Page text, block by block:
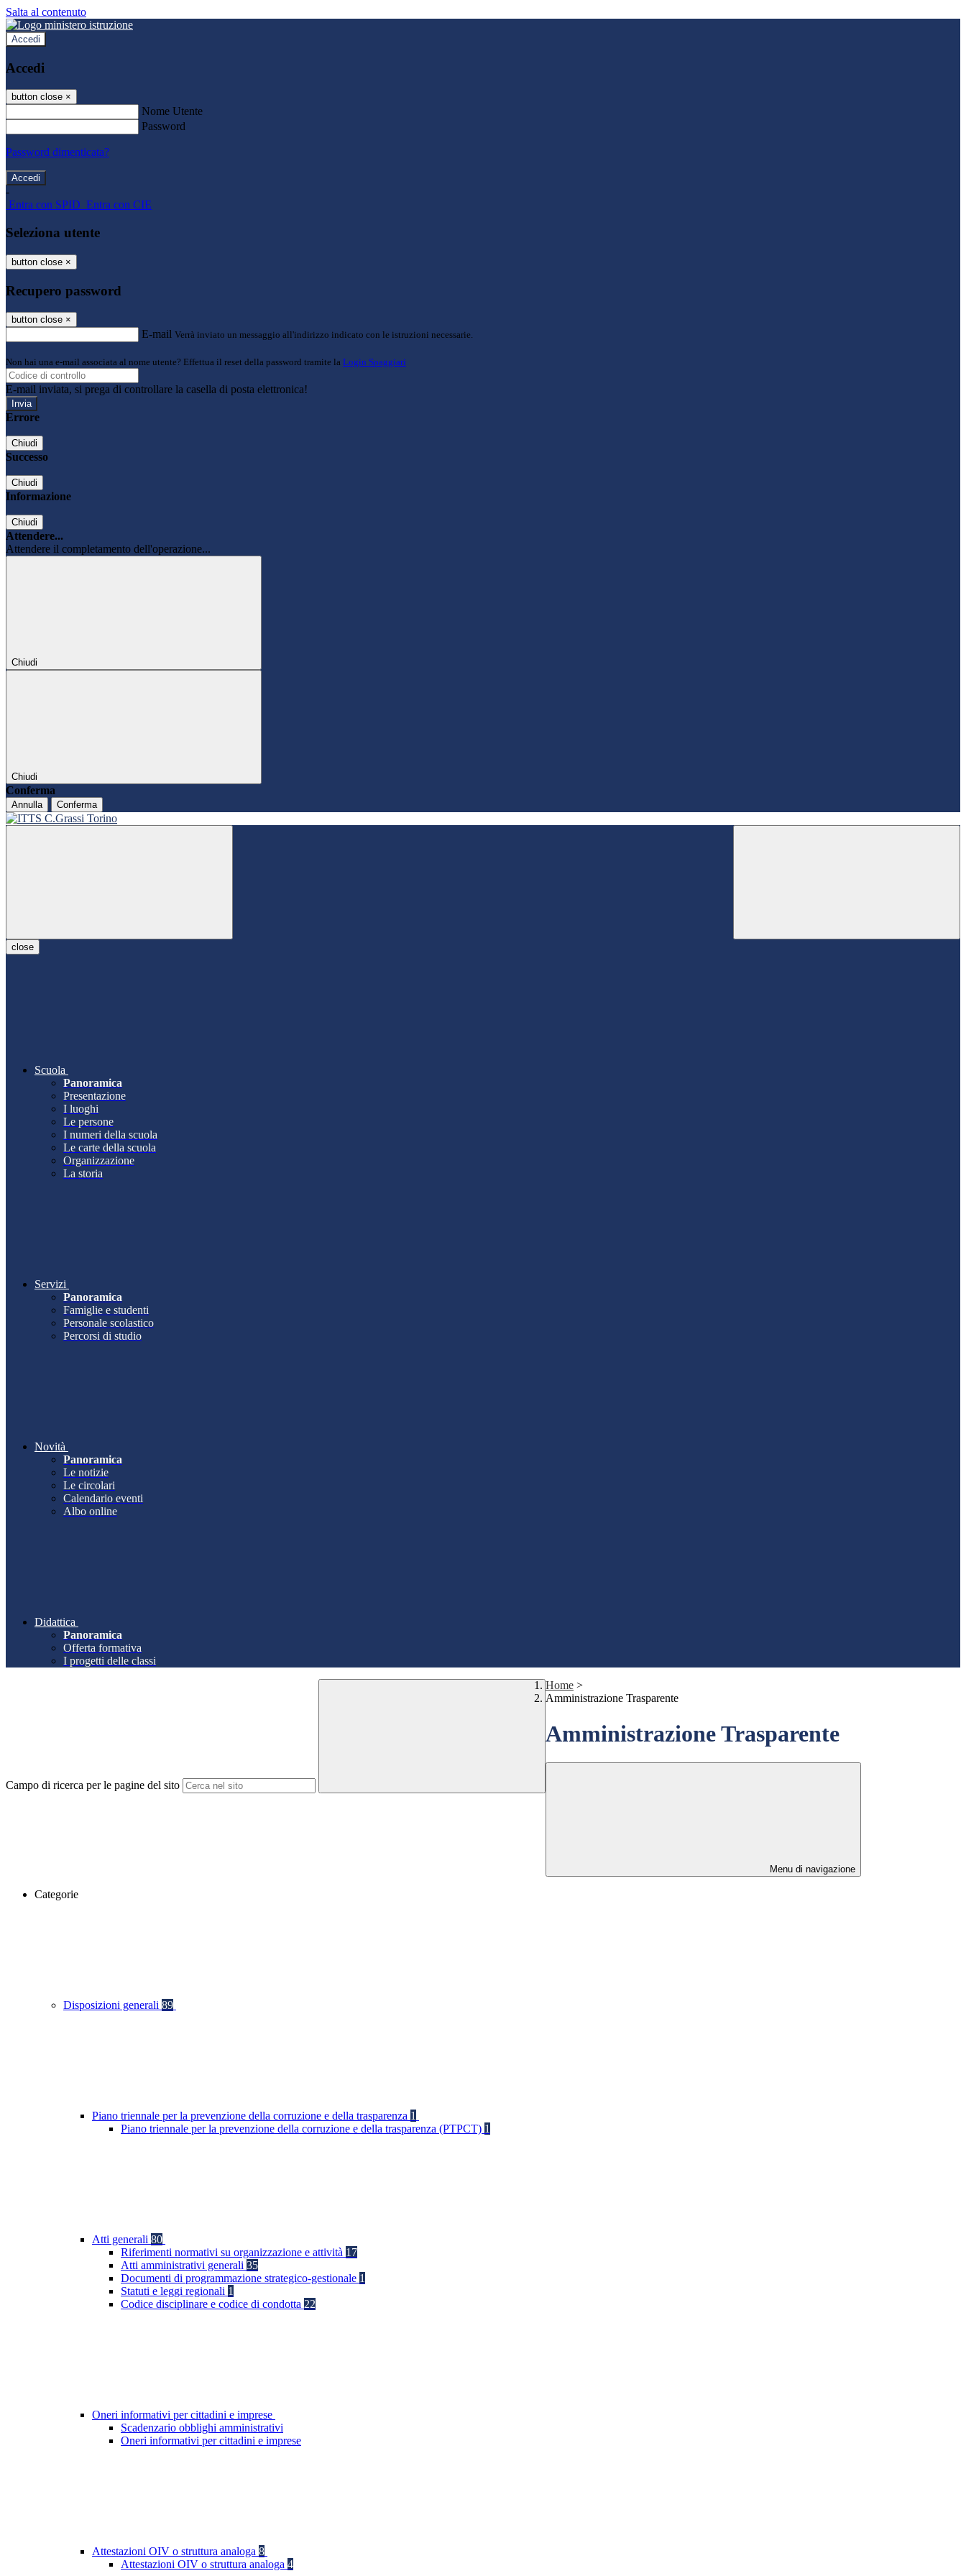
Salta al contenuto
Accedi
Accedi
button close ×
Nome Utente
Password
Password dimenticata?
-
Entra con SPID Entra con CIE
Seleziona utente
button close ×
Recupero password
button close ×
E-mail Verrà inviato un messaggio all'indirizzo indicato con le istruzioni necessarie.
Non hai una e-mail associata al nome utente? Effettua il reset della password tramite la Login Spaggiari
E-mail inviata, si prega di controllare la casella di posta elettronica!
Errore
Chiudi
Successo
Chiudi
Informazione
Chiudi
Attendere...
Attendere il completamento dell'operazione...
Chiudi
Chiudi
Conferma
Annulla Conferma
close
Scuola
Panoramica
Presentazione
I luoghi
Le persone
I numeri della scuola
Le carte della scuola
Organizzazione
La storia
Servizi
Panoramica
Famiglie e studenti
Personale scolastico
Percorsi di studio
Novità
Panoramica
Le notizie
Le circolari
Calendario eventi
Albo online
Didattica
Panoramica
Offerta formativa
I progetti delle classi
Campo di ricerca per le pagine del sito
Home >
Amministrazione Trasparente
Amministrazione Trasparente
Menu di navigazione
Categorie
Disposizioni generali 89
Piano triennale per la prevenzione della corruzione e della trasparenza 1
Piano triennale per la prevenzione della corruzione e della trasparenza (PTPCT) 1
Atti generali 80
Riferimenti normativi su organizzazione e attività 17
Atti amministrativi generali 35
Documenti di programmazione strategico-gestionale 1
Statuti e leggi regionali 1
Codice disciplinare e codice di condotta 22
Oneri informativi per cittadini e imprese
Scadenzario obblighi amministrativi
Oneri informativi per cittadini e imprese
Attestazioni OIV o struttura analoga 8
Attestazioni OIV o struttura analoga 4